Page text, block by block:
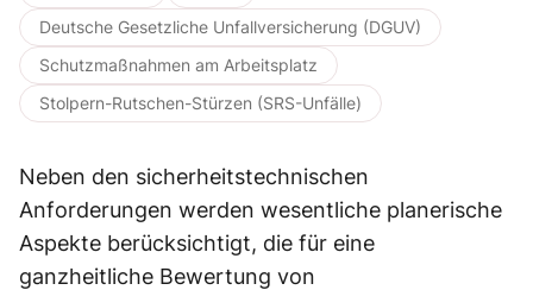
Deutsche Gesetzliche Unfallversicherung (DGUV)
Schutzmaßnahmen am Arbeitsplatz
Stolpern-Rutschen-Stürzen (SRS-Unfälle)
Neben den sicherheitstechnischen
Anforderungen werden wesentliche planerische
Aspekte berücksichtigt, die für eine
ganzheitliche Bewertung von